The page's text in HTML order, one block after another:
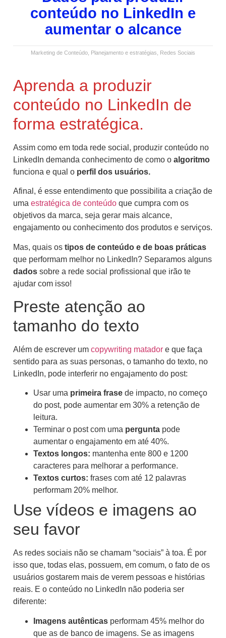
conteúdo no LinkedIn e
aumentar o alcance
Marketing de Conteúdo Planejamento e estratégias Redes Sociais
Aprenda a produzir
conteúdo no LinkedIn de
forma estratégica.
Assim como em toda rede social, produzir conteúdo no
LinkedIn demanda conhecimento de como o algoritmo
funciona e qual o perfil dos usuários.
Afinal, é esse entendimento que possibilita a criação de
uma estratégica de conteúdo que cumpra com os
objetivos da marca, seja gerar mais alcance,
engajamento ou conhecimento dos produtos e serviços.
Mas, quais os tipos de conteúdo e de boas práticas
que performam melhor no LinkedIn? Separamos alguns
dados sobre a rede social profissional que irão te
ajudar com isso!
Preste atenção ao
tamanho do texto
Além de escrever um copywriting matador e que faça
sentido para as suas personas, o tamanho do texto, no
LinkedIn, pode interferir no engajamento do post:
Usar uma primeira frase de impacto, no começo
do post, pode aumentar em 30% a retenção de
leitura.
Terminar o post com uma pergunta pode
aumentar o engajamento em até 40%.
Textos longos: mantenha ente 800 e 1200
caracteres para melhorar a performance.
Textos curtos: frases com até 12 palavras
performam 20% melhor.
Use vídeos e imagens ao
seu favor
As redes sociais não se chamam “sociais” à toa. É por
isso que, todas elas, possuem, em comum, o fato de os
usuários gostarem mais de verem pessoas e histórias
reais. E o conteúdo no LinkedIn não poderia ser
diferente:
Imagens autênticas performam 45% melhor do
que as de banco de imagens. Se as imagens